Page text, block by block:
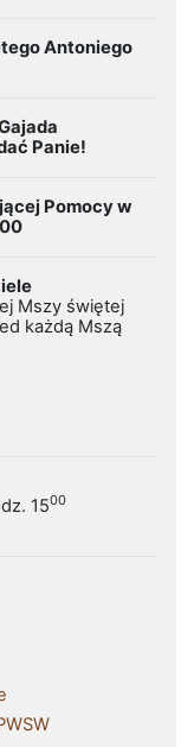
Antoniego
Panie!
Pomocy w
Mszy świętej
każdą Mszą
1500